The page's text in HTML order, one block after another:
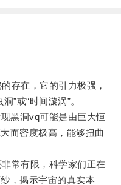
在，它的引力极强，
”或“时间漩涡”。
黑洞vq可能是由巨大恒
而密度极高，能够扭曲
常有限，科学家们正在
，揭示宇宙的真实本